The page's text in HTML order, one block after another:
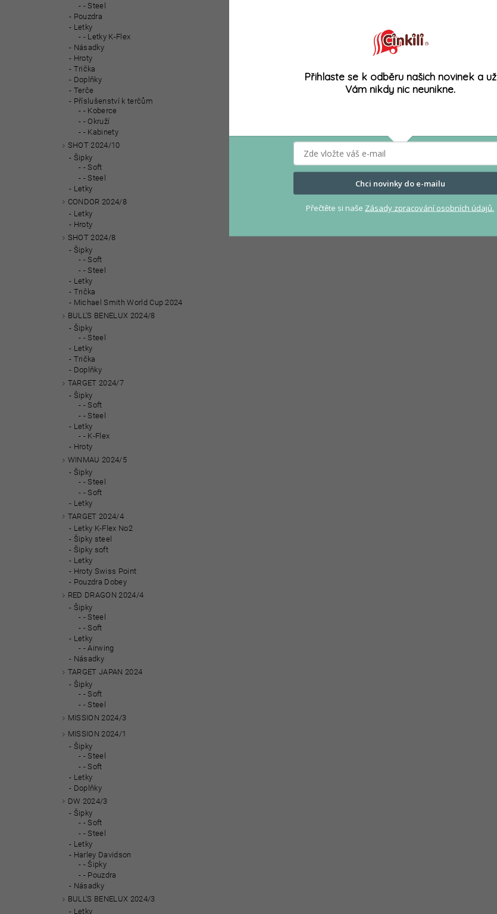
- Steel
Pouzdra
Letky
- Letky K-Flex
Násadky
Hroty
Trička
Doplňky
Terče
Příslušenství k terčům
- Koberce
- Okruží
- Kabinety
SHOT 2024/10
Šipky
- Soft
- Steel
Letky
CONDOR 2024/8
Letky
Hroty
SHOT 2024/8
Šipky
- Soft
- Steel
Letky
Trička
Michael Smith World Cup 2024
BULL'S BENELUX 2024/8
Šipky
- Steel
Letky
Trička
Doplňky
TARGET 2024/7
Šipky
- Soft
- Steel
Letky
- K-Flex
Hroty
WINMAU 2024/5
Šipky
- Steel
- Soft
Letky
TARGET 2024/4
Letky K-Flex No2
Šipky steel
Šipky soft
Letky
Hroty Swiss Point
Pouzdra Dobey
RED DRAGON 2024/4
Šipky
- Steel
- Soft
Letky
- Airwing
Násadky
TARGET JAPAN 2024
Šipky
- Soft
- Steel
MISSION 2024/3
MISSION 2024/1
Šipky
- Steel
- Soft
Letky
Doplňky
DW 2024/3
Šipky
- Soft
- Steel
Letky
Harley Davidson
- Šipky
- Pouzdra
Násadky
BULL'S BENELUX 2024/3
Letky
Přihlaste se k odběru našich novinek a už
Vám nikdy nic neunikne.
Chci novinky do e-mailu
Přečtěte si naše Zásady zpracování osobních údajů.